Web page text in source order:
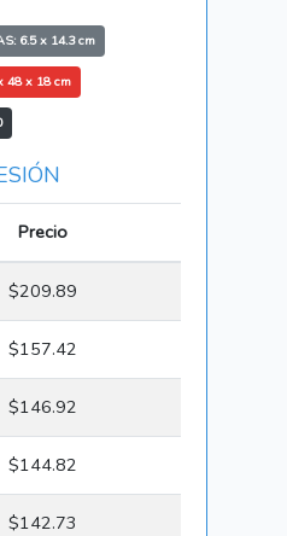
6.5 x 14.3 cm
48 x 18 cm
Precio
$209.89
$157.42
$146.92
$144.82
$142.73